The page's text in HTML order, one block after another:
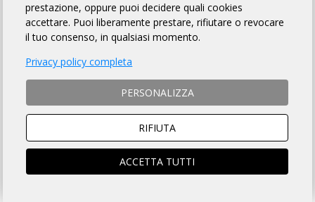
MODALITÀ DI PAGAMENTO
ISTRUZIONI PER ISCRIZIONI ONLINE
SOCIO ARI
iscrizione compilata
NON SOCIO ARI
brevetto
prestazione, oppure puoi decidere quali cookies
accettare. Puoi liberamente prestare, rifiutare o revocare
il tuo consenso, in qualsiasi momento.
Privacy policy completa
PERSONALIZZA
RIFIUTA
ACCETTA TUTTI